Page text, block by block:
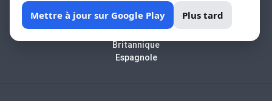
Mettre à jour sur Google Play Plus tard
Arabe
Biblique
Britannique
Espagnole